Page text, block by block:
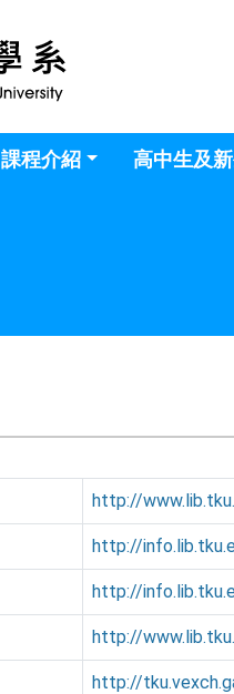
課程介紹 高中生及
http://
http://
http://
http://
http://